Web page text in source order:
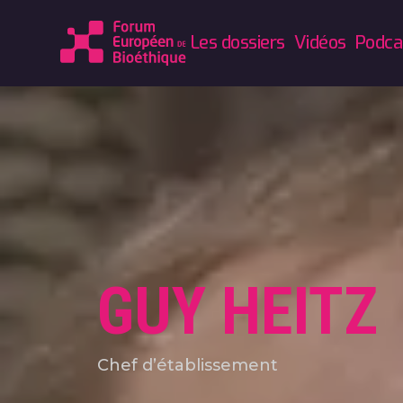
Les dossiers Vidéos
GUY HEITZ
Chef d’établissement